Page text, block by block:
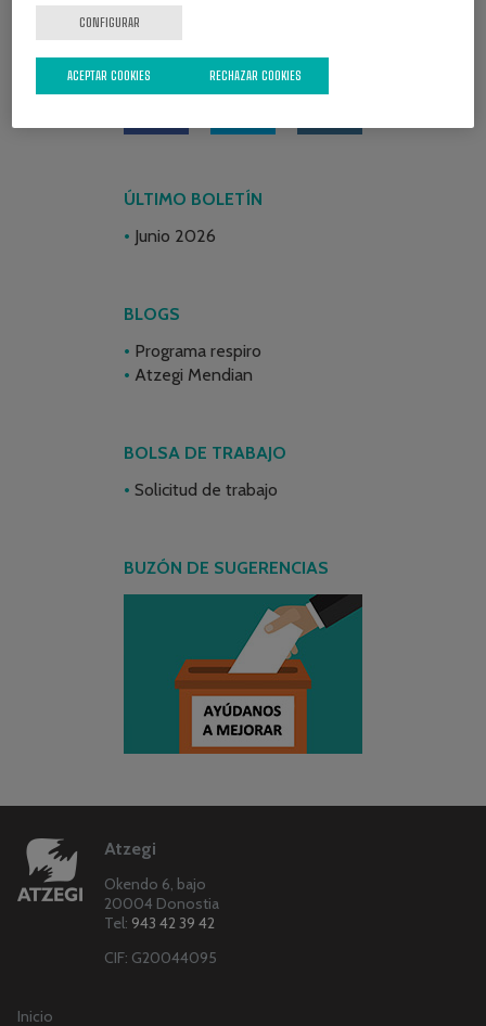
REDES SOCIALES
ÚLTIMO BOLETÍN
Junio 2026
BLOGS
Programa respiro
Atzegi Mendian
BOLSA DE TRABAJO
Solicitud de trabajo
BUZÓN DE SUGERENCIAS
Atzegi
Okendo 6, bajo
20004 Donostia
Tel: 943 42 39 42
CIF: G20044095
Inicio
CONFIGURAR
RECHAZAR COOKIES
ACEPTAR COOKIES